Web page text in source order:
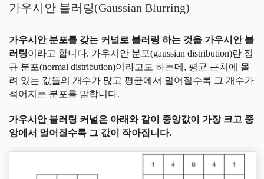
가우시안 블러링(Gaussian Blurring)
가우시안 분포를 갖는 커널로 블러링 하는 것을 가우시안 블
러링이라고 합니다. 가우시안 분포(gaussian distribution)란 정
규 분포(normal distribution)이라고도 하는데, 평균 근처에 몰
려 있는 값들의 개수가 많고 평균에서 멀어질수록 그 개수가
적어지는 분포를 말합니다.
가우시안 블러링 커널은 아래와 같이 중앙값이 가장 크고 중
앙에서 멀어질수록 그 값이 작아집니다.